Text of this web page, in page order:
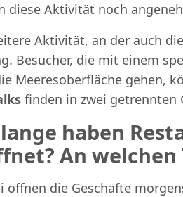
diese Aktivität noch
Aktivität, an der auch
Besucher, die mit einem
Meeresoberfläche gehen,
finden in zwei getrennten
haben
An welchen
öffnen die Geschäfte